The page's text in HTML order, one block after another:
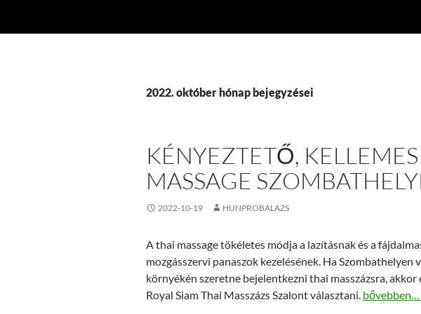
2022. október hónap bejegyzései
KÉNYEZTETŐ,
MASSAGE
2022-10-19 HUNPROBALAZS
A thai massage tökéletes módja a lazításnak és a
mozgásszervi panaszok kezelésének. Ha Szombathelyen
környékén szeretne bejelentkezni thai masszázsra, akkor
Royal Siam Thai Masszázs Szalont választani. bővebben…